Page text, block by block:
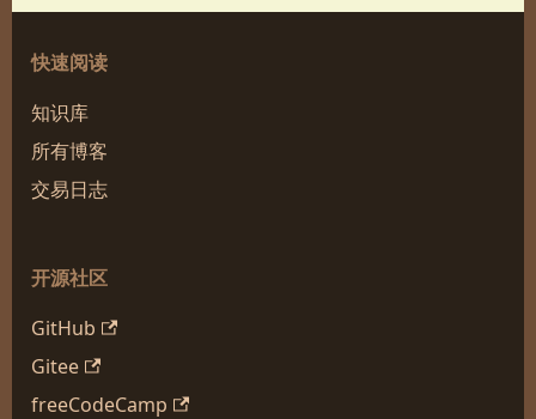
快速阅读
知识库
所有博客
交易日志
开源社区
GitHub
Gitee
freeCodeCamp